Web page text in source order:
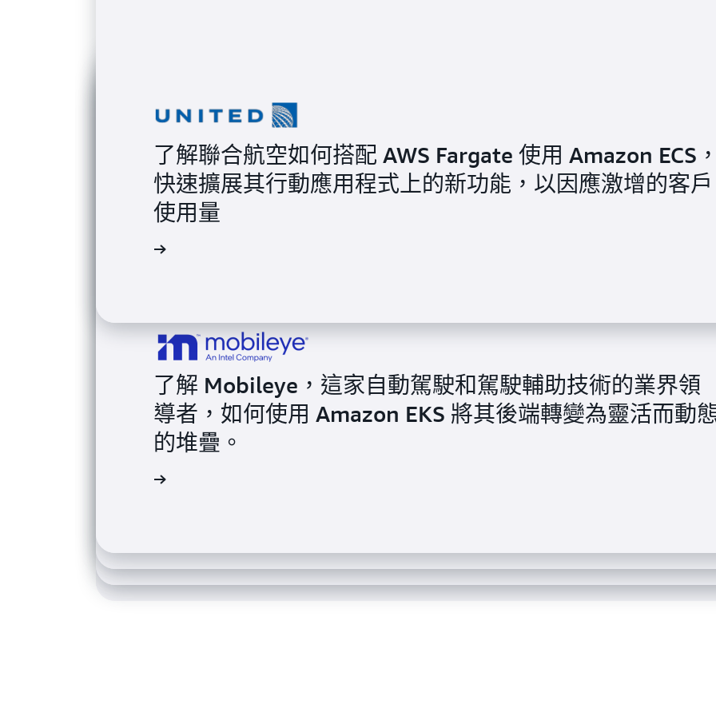
了解聯合航空如何搭配 AWS Fargate 使用 Amazon ECS
快速擴展其行動應用程式上的新功能，以因應激增的客戶
使用量
了解 Mobileye，這家自動駕駛和駕駛輔助技術的業界領
導者，如何使用 Amazon EKS 將其後端轉變為靈活而動
的堆疊。
Smartsheet 使用 Amazon ECS 和 AWS Fargate 提升部署
效率並降低成本
了解 Miro 如何使用 Amazon EKS 提高可擴展性並縮短上
市時間
了解 PGA TOUR 如何搭配 AWS Fargate 使用 Amazon
ECS，在多個平台上建置一個新穎的 ML 支援分析模型，
以提供獲勝、淘汰概率 (Win, Cut Probability) 分析